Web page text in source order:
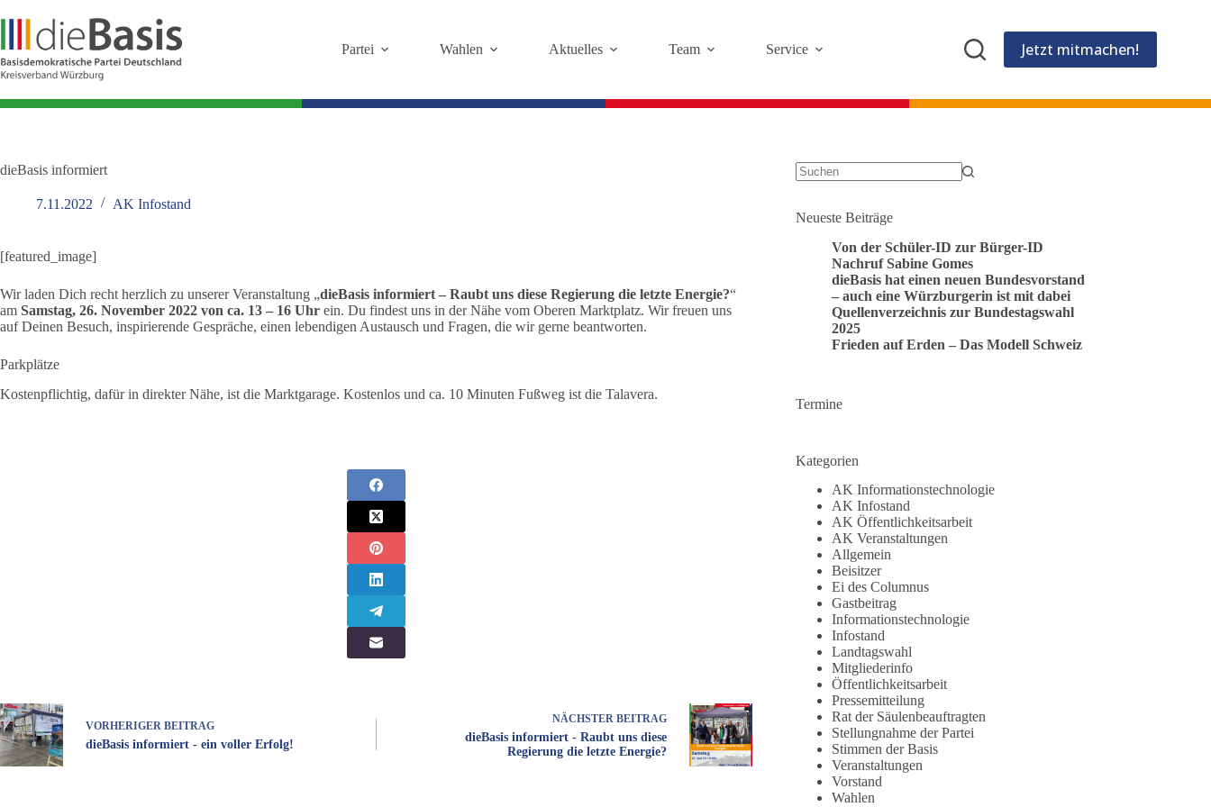
Inhalt
springen
Partei Wahlen Aktuelles Team Service Jetzt mitmachen!
dieBasis informiert
7.11.2022 AK Infostand
[featured_image]
Wir laden Dich recht herzlich zu unserer Veranstaltung „dieBasis informiert – Raubt uns diese Regierung die letzte Energie?“
am Samstag, 26. November 2022 von ca. 13 – 16 Uhr ein. Du findest uns in der Nähe vom Oberen Marktplatz. Wir freuen uns
auf Deinen Besuch, inspirierende Gespräche, einen lebendigen Austausch und Fragen, die wir gerne beantworten.
Parkplätze
Kostenpflichtig, dafür in direkter Nähe, ist die Marktgarage. Kostenlos und ca. 10 Minuten Fußweg ist die Talavera.
VORHERIGER BEITRAG
dieBasis informiert - ein voller Erfolg!
NÄCHSTER BEITRAG
dieBasis informiert - Raubt uns diese
Regierung die letzte Energie?
Neueste Beiträge
Von der Schüler-ID zur Bürger-ID
Nachruf Sabine Gomes
dieBasis hat einen neuen Bundesvorstand
– auch eine Würzburgerin ist mit dabei
Quellenverzeichnis zur Bundestagswahl
2025
Frieden auf Erden – Das Modell Schweiz
Termine
Kategorien
AK Informationstechnologie
AK Infostand
AK Öffentlichkeitsarbeit
AK Veranstaltungen
Allgemein
Beisitzer
Ei des Columnus
Gastbeitrag
Informationstechnologie
Infostand
Landtagswahl
Mitgliederinfo
Öffentlichkeitsarbeit
Pressemitteilung
Rat der Säulenbeauftragten
Stellungnahme der Partei
Stimmen der Basis
Veranstaltungen
Vorstand
Wahlen